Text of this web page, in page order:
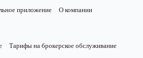
приложение О компании
Тарифы на брокерское обслуживание